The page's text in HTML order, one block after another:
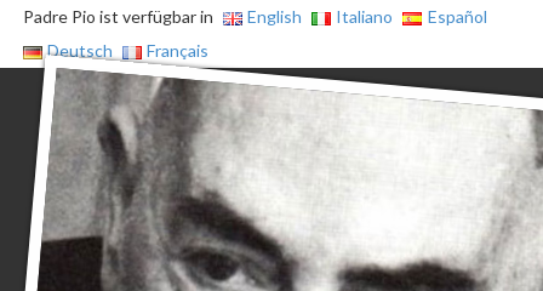
Padre Pio ist verfügbar in English Italiano
Español
Deutsch
Français